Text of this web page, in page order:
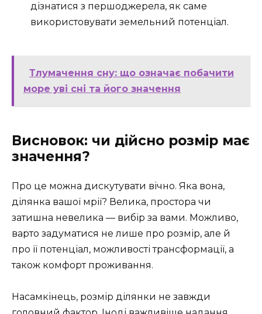
дізнатися з першоджерела, як саме
використовувати земельний потенціал.
Тлумачення сну: що означає побачити
море уві сні та його значення
Висновок: чи дійсно розмір має
значення?
Про це можна дискутувати вічно. Яка вона,
ділянка вашої мрії? Велика, простора чи
затишна невелика — вибір за вами. Можливо,
варто задуматися не лише про розмір, але й
про її потенціал, можливості трансформації, а
також комфорт проживання.
Насамкінець, розмір ділянки не завжди